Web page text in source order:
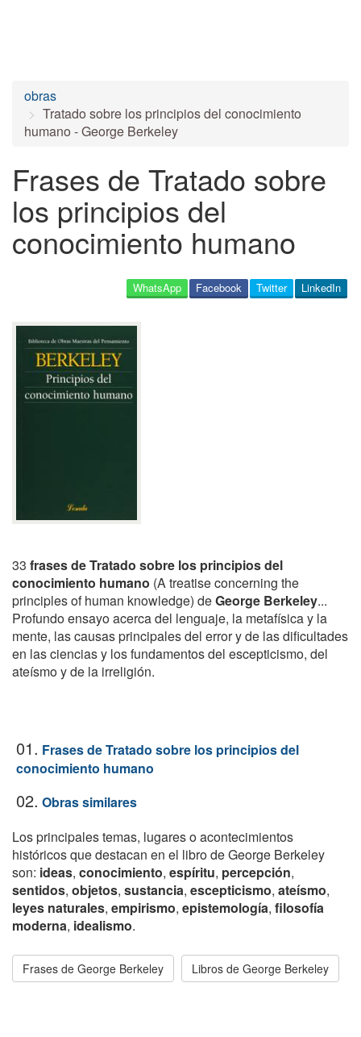
obras
Tratado sobre los principios del conocimiento
humano - George Berkeley
Frases de Tratado sobre
los principios del
conocimiento humano
LinkedIn
Twitter
Facebook
WhatsApp
33 frases de Tratado sobre los principios del
conocimiento humano (A treatise concerning the
principles of human knowledge) deGeorge Berkeley...
Profundo ensayo acerca del lenguaje, la metafísica y la
mente, las causas principales del error y de las dificultades
en las ciencias y los fundamentos del escepticismo, del
ateísmo y de la irreligión.
01. Frases de Tratado sobre los principios del
conocimiento humano
02. Obras similares
Los principales temas, lugares o acontecimientos
históricos que destacan en el libro de George Berkeley
son: ideas, conocimiento, espíritu, percepción,
sentidos, objetos, sustancia, escepticismo, ateísmo,
leyes naturales, empirismo, epistemología, filosofía
moderna, idealismo.
Frases de George Berkeley Libros de George Berkeley